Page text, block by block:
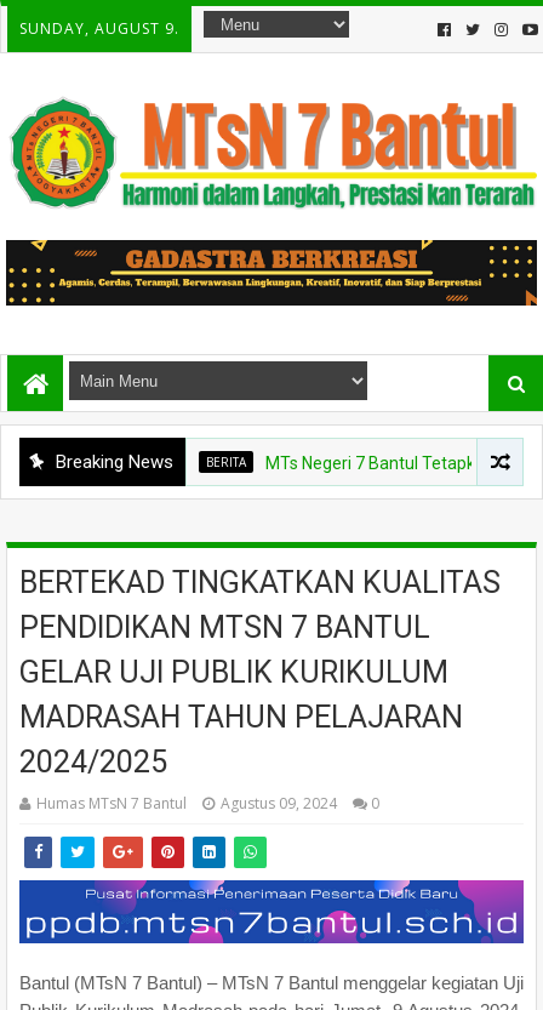
SUNDAY, AUGUST 9.
Breaking News
BERITA MTs Negeri 7 Bantul Tetapkan Tiga Agen
BERTEKAD TINGKATKAN KUALITAS
PENDIDIKAN MTSN 7 BANTUL
GELAR UJI PUBLIK KURIKULUM
MADRASAH TAHUN PELAJARAN
2024/2025
Humas MTsN 7 Bantul Agustus 09, 2024 0
Bantul (MTsN 7 Bantul) – MTsN 7 Bantul menggelar kegiatan Uji